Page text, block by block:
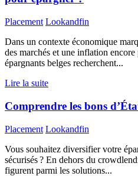
Placement Lookandfin
Dans un contexte économique
des marchés et une inflation
épargnants belges recherchent...
Lire la suite
Comprendre les bons
Placement Lookandfin
Vous souhaitez diversifier votre
sécurisés ? En dehors du
figurent parmi les solutions...